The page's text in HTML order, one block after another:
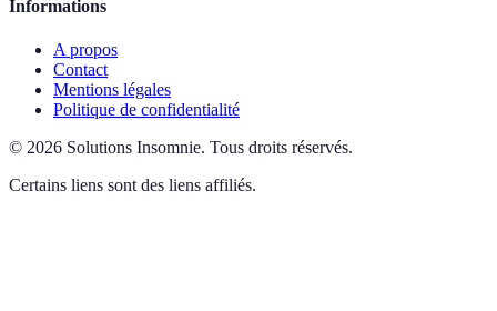
Informations
A propos
Contact
Mentions légales
Politique de confidentialité
© 2026 Solutions Insomnie. Tous droits réservés.
Certains liens sont des liens affiliés.